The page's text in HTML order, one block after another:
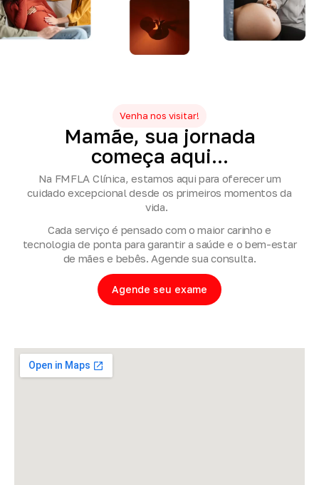
Venha nos visitar!
Mamãe, sua jornada
começa aqui...
Na FMFLA Clínica, estamos aqui para oferecer um
cuidado excepcional desde os primeiros momentos da
vida.
Cada serviço é pensado com o maior carinho e
tecnologia de ponta para garantir a saúde e o bem-estar
de mães e bebês. Agende sua consulta.
Agende seu exame